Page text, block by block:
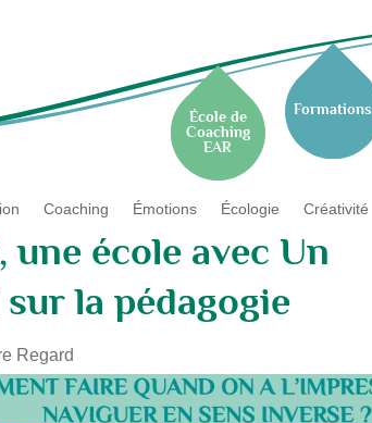
École de
Coaching
EAR
Formations
Coaching Émotions Écologie Créativité
une école avec Un
la pédagogie
Regard